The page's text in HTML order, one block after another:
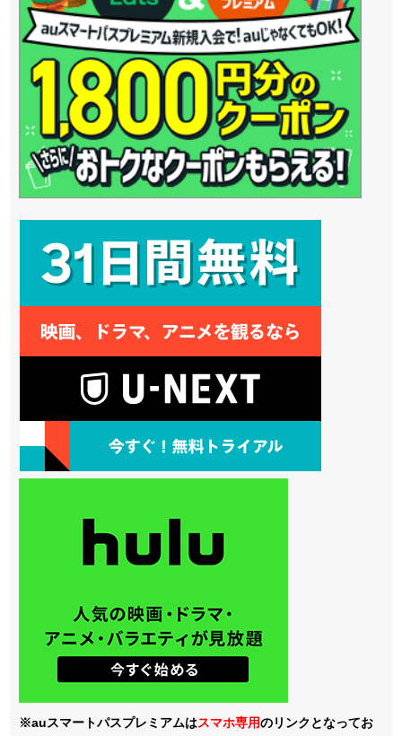
※auスマートパスプレミアムはスマホ専用のリンクとなってお